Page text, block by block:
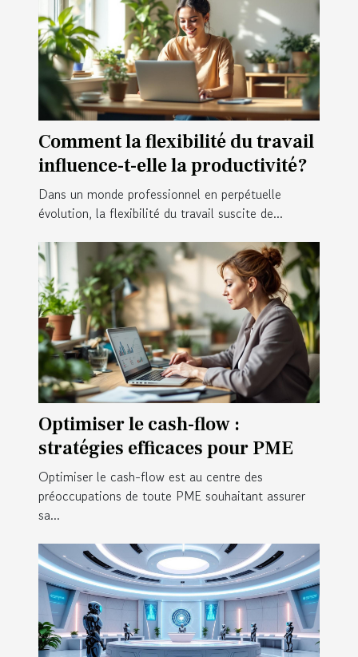
Comment la flexibilité du travail
influence-t-elle la productivité?
Dans un monde professionnel en perpétuelle
évolution, la flexibilité du travail suscite de...
Optimiser le cash-flow :
stratégies efficaces pour PME
Optimiser le cash-flow est au centre des
préoccupations de toute PME souhaitant assurer
sa...